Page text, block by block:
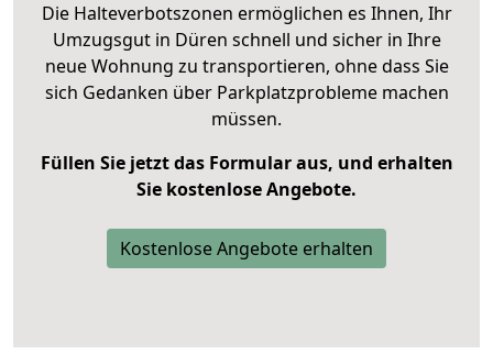
Die Halteverbotszonen ermöglichen es Ihnen, Ihr
Umzugsgut in Düren schnell und sicher in Ihre
neue Wohnung zu transportieren, ohne dass Sie
sich Gedanken über Parkplatzprobleme machen
müssen.
Füllen Sie jetzt das Formular aus, und erhalten
Sie kostenlose Angebote.
Kostenlose Angebote erhalten